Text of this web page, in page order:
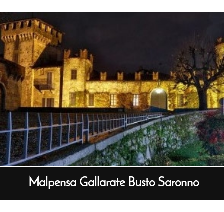
Malpensa Gallarate Busto Saronno